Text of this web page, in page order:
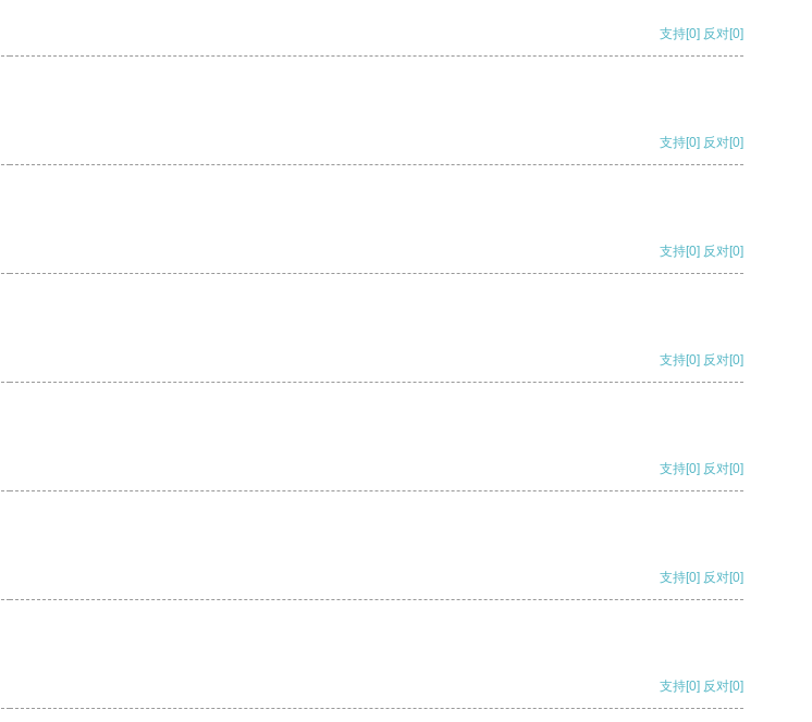
支持[0] 反对[0]
支持[0] 反对[0]
支持[0] 反对[0]
支持[0] 反对[0]
支持[0] 反对[0]
支持[0] 反对[0]
支持[0] 反对[0]